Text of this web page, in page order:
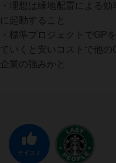
・理想は緑地配置による
に起動すること
・標準プロジェクトでGP
ていくと安いコストで他
企業の強みかと
ナイス！